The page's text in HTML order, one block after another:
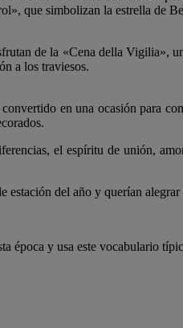
que simbolizan la estrella de
de la «Cena della Vigilia»,
a los traviesos.
en una ocasión para
el espíritu de unión,
estación del año y querían
época y usa este vocabulario